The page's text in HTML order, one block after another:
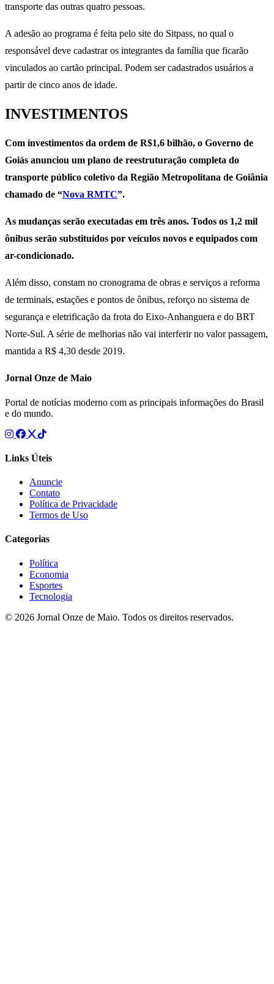
transporte das outras quatro pessoas.
A adesão ao programa é feita pelo site do Sitpass, no qual o
responsável deve cadastrar os integrantes da família que ficarão
vinculados ao cartão principal. Podem ser cadastrados usuários a
partir de cinco anos de idade.
INVESTIMENTOS
Com investimentos da ordem de R$1,6 bilhão, o Governo de
Goiás anunciou um plano de reestruturação completa do
transporte público coletivo da Região Metropolitana de Goiânia
chamado de “Nova RMTC”.
As mudanças serão executadas em três anos. Todos os 1,2 mil
ônibus serão substituídos por veículos novos e equipados com
ar-condicionado.
Além disso, constam no cronograma de obras e serviços a reforma
de terminais, estações e pontos de ônibus, reforço no sistema de
segurança e eletrificação da frota do Eixo-Anhanguera e do BRT
Norte-Sul. A série de melhorias não vai interferir no valor passagem,
mantida a R$ 4,30 desde 2019.
Jornal Onze de Maio
Portal de notícias moderno com as principais informações do Brasil
e do mundo.
Links Úteis
Anuncie
Contato
Política de Privacidade
Termos de Uso
Categorias
Política
Economia
Esportes
Tecnologia
© 2026 Jornal Onze de Maio. Todos os direitos reservados.